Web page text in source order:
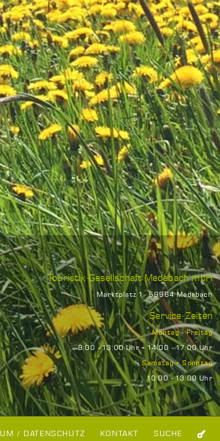
Touristik-Gesellschaft Medebach mbH
Marktplatz 1 · 59964 Medebach
Service-Zeiten
Montag - Freitag
9:00 - 13:00 Uhr + 14:00 - 17:00 Uhr
Samstag + Sonntag
10:00 - 13:00 Uhr
/ DATENSCHUTZ KONTAKT SUCHE